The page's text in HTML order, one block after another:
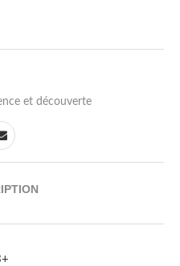
et découverte